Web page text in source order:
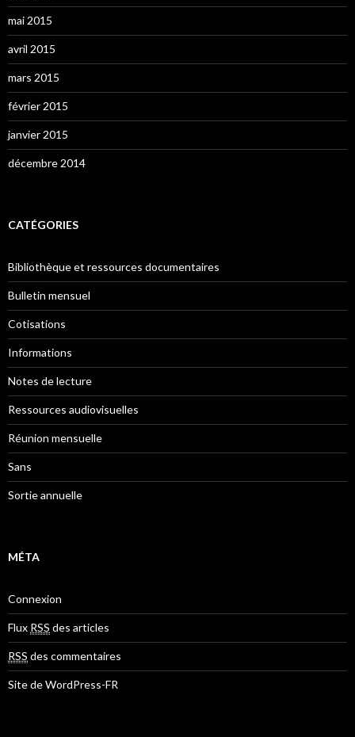
mai 2015
avril 2015
mars 2015
février 2015
janvier 2015
décembre 2014
CATÉGORIES
Bibliothèque et ressources documentaires
Bulletin mensuel
Cotisations
Informations
Notes de lecture
Ressources audiovisuelles
Réunion mensuelle
Sans
Sortie annuelle
MÉTA
Connexion
Flux RSS des articles
RSS des commentaires
Site de WordPress-FR